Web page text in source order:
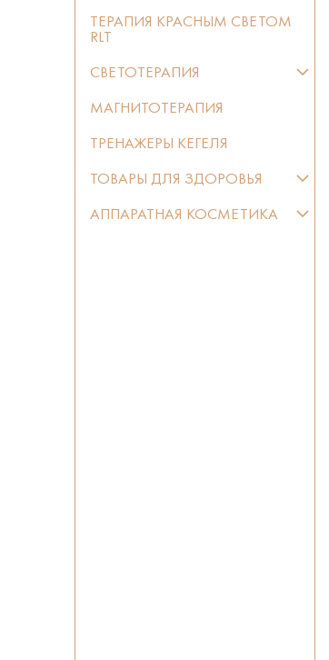
ТЕРАПИЯ КРАСНЫМ СВЕТОМ
RLT
СВЕТОТЕРАПИЯ
МАГНИТОТЕРАПИЯ
ТРЕНАЖЕРЫ КЕГЕЛЯ
ТОВАРЫ ДЛЯ ЗДОРОВЬЯ
АППАРАТНАЯ КОСМЕТИКА